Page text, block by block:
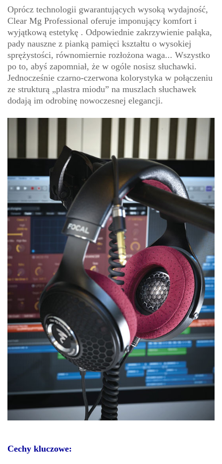
Oprócz technologii gwarantujących wysoką wydajność,
Clear Mg Professional oferuje imponujący komfort i
wyjątkową estetykę . Odpowiednie zakrzywienie pałąka,
pady nauszne z pianką pamięci kształtu o wysokiej
sprężystości, równomiernie rozłożona waga... Wszystko
po to, abyś zapomniał, że w ogóle nosisz słuchawki.
Jednocześnie czarno-czerwona kolorystyka w połączeniu
ze strukturą „plastra miodu” na muszlach słuchawek
dodają im odrobinę nowoczesnej elegancji.
Cechy kluczowe: